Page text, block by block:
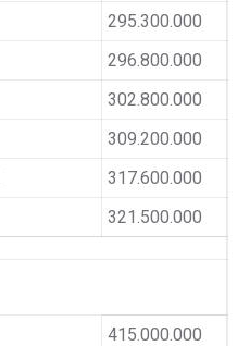
295.300.000
296.800.000
302.800.000
309.200.000
317.600.000
321.500.000
415.000.000